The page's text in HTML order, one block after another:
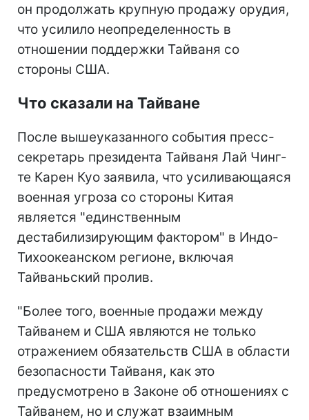
он продолжать крупную продажу орудия,
что усилило неопределенность в
отношении поддержки Тайваня со
стороны США.
Что сказали на Тайване
После вышеуказанного события пресс-
секретарь президента Тайваня Лай Чинг-
те Карен Куо заявила, что усиливающаяся
военная угроза со стороны Китая
является "единственным
дестабилизирующим фактором" в Индо-
Тихоокеанском регионе, включая
Тайваньский пролив.
"Более того, военные продажи между
Тайванем и США являются не только
отражением обязательств США в области
безопасности Тайваня, как это
предусмотрено в Законе об отношениях с
Тайванем, но и служат взаимным